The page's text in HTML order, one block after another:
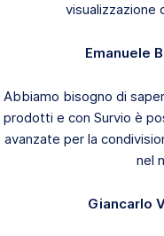
visualizzazione
Emanuele
Abbiamo bisogno di
prodotti e con Survio è
avanzate per la
nel
Giancarlo